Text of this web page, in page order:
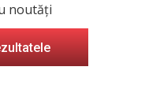
noutăți